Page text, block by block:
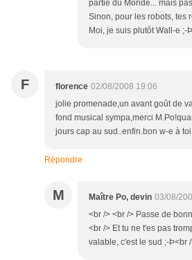
partie du Monde... mais
Sinon, pour les robots, tes
Moi, je suis plutôt Wall-e ;-
F florence 02/08/2008 19:06
jolie promenade,un avant goût de
fond musical sympa,merci
jours cap au sud..enfin.bon w-e à
Répondre
M Maître Po, devin 03/08/
<br /> <br /> Passe de
<br /> Et tu ne t'es pas
valable, c'est le sud ;-Þ<br